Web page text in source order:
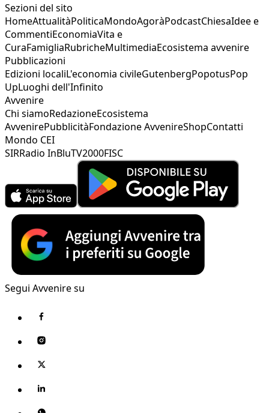
Sezioni del sito
HomeAttualitàPoliticaMondoAgoràPodcastChiesaIdee e
CommentiEconomiaVita e
CuraFamigliaRubricheMultimediaEcosistema avvenire
Pubblicazioni
Edizioni localiL'economia civileGutenbergPopotusPop
UpLuoghi dell'Infinito
Avvenire
Chi siamoRedazioneEcosistema
AvvenirePubblicitàFondazione AvvenireShopContatti
Mondo CEI
SIRRadio InBluTV2000FISC
Segui Avvenire su